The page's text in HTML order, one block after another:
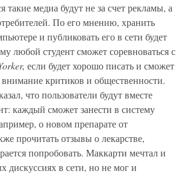
такие медиа будут не за счет рекламы, а
По его мнению, хранить
и публиковать его в сети будет
любой студент сможет соревноваться с
если будет хорошо писать и сможет
внимание критиков и общественности.
что пользователи будут вместе
каждый сможет занести в систему
о новом препарате от
прочитать отзывы о лекарстве,
попробовать. Маккарти мечтал и
дискуссиях в сети, но не мог и